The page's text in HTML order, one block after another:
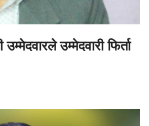
उम्मेदवारी फिर्ता